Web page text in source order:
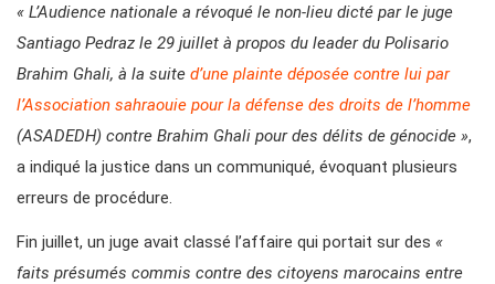
« L’Audience nationale a révoqué le non-lieu dicté par le juge
Santiago Pedraz le 29 juillet à propos du leader du Polisario
Brahim Ghali, à la suite d’une plainte déposée contre lui par
l’Association sahraouie pour la défense des droits de l’homme
(ASADEDH) contre Brahim Ghali pour des délits de génocide »,
a indiqué la justice dans un communiqué, évoquant plusieurs
erreurs de procédure.
Fin juillet, un juge avait classé l’affaire qui portait sur des «
faits présumés commis contre des citoyens marocains entre